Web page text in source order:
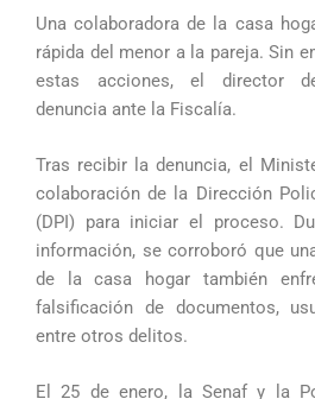
Una colaboradora de la casa
rápida del menor a la pareja. Sin
estas acciones, el director
denuncia ante la Fiscalía.
Tras recibir la denuncia, el
colaboración de la Dirección
(DPI) para iniciar el proceso.
información, se corroboró que
de la casa hogar también
falsificación de documentos,
entre otros delitos.
El 25 de enero, la Senaf y la